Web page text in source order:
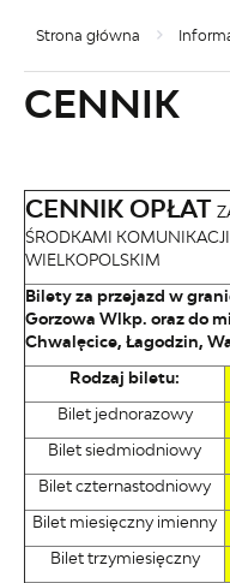
Strona główna
CENNIK
CENNIK OPŁAT
ŚRODKAMI
WIELKOPOLSKIM
Bilety za przejazd w
Gorzowa Wlkp. oraz do
Chwalęcice, Łagodzin,
Rodzaj biletu:
Bilet jednorazowy
Bilet siedmiodniowy
Bilet czternastodniowy
Bilet miesięczny imienny
Bilet trzymiesięczny